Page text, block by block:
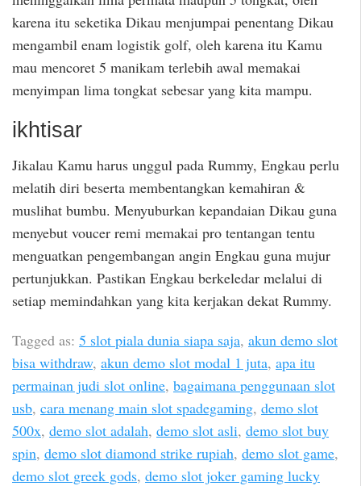
karena itu seketika Dikau menjumpai penentang Dikau
mengambil enam logistik golf, oleh karena itu Kamu
mau mencoret 5 manikam terlebih awal memakai
menyimpan lima tongkat sebesar yang kita mampu.
ikhtisar
Jikalau Kamu harus unggul pada Rummy, Engkau perlu
melatih diri beserta membentangkan kemahiran &
muslihat bumbu. Menyuburkan kepandaian Dikau guna
menyebut voucer remi memakai pro tentangan tentu
menguatkan pengembangan angin Engkau guna mujur
pertunjukkan. Pastikan Engkau berkeledar melalui di
setiap memindahkan yang kita kerjakan dekat Rummy.
Tagged as: 5 slot piala dunia siapa saja, akun demo slot
bisa withdraw, akun demo slot modal 1 juta, apa itu
permainan judi slot online, bagaimana penggunaan slot
usb, cara menang main slot spadegaming, demo slot
500x, demo slot adalah, demo slot asli, demo slot buy
spin, demo slot diamond strike rupiah, demo slot game,
demo slot greek gods, demo slot joker gaming lucky